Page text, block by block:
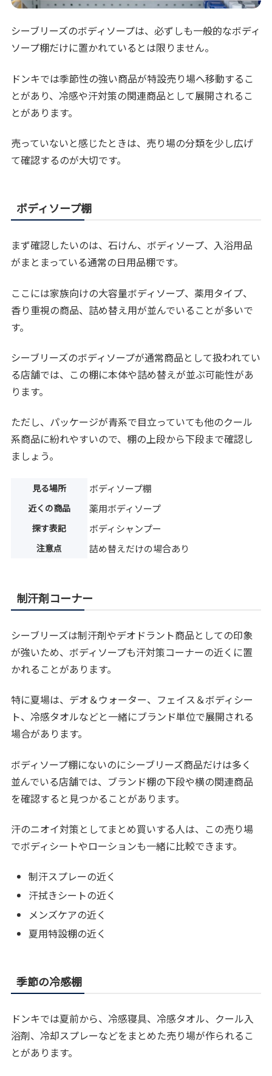
シーブリーズのボディソープは、必ずしも一般的なボディ
ソープ棚だけに置かれているとは限りません。
ドンキでは季節性の強い商品が特設売り場へ移動するこ
とがあり、冷感や汗対策の関連商品として展開されるこ
とがあります。
売っていないと感じたときは、売り場の分類を少し広げ
て確認するのが大切です。
ボディソープ棚
まず確認したいのは、石けん、ボディソープ、入浴用品
がまとまっている通常の日用品棚です。
ここには家族向けの大容量ボディソープ、薬用タイプ、
香り重視の商品、詰め替え用が並んでいることが多いで
す。
シーブリーズのボディソープが通常商品として扱われてい
る店舗では、この棚に本体や詰め替えが並ぶ可能性があ
ります。
ただし、パッケージが青系で目立っていても他のクール
系商品に紛れやすいので、棚の上段から下段まで確認し
ましょう。
見る場所 ボディソープ棚
近くの商品 薬用ボディソープ
探す表記 ボディシャンプー
注意点 詰め替えだけの場合あり
制汗剤コーナー
シーブリーズは制汗剤やデオドラント商品としての印象
が強いため、ボディソープも汗対策コーナーの近くに置
かれることがあります。
特に夏場は、デオ＆ウォーター、フェイス＆ボディシー
ト、冷感タオルなどと一緒にブランド単位で展開される
場合があります。
ボディソープ棚にないのにシーブリーズ商品だけは多く
並んでいる店舗では、ブランド棚の下段や横の関連商品
を確認すると見つかることがあります。
汗のニオイ対策としてまとめ買いする人は、この売り場
でボディシートやローションも一緒に比較できます。
制汗スプレーの近く
汗拭きシートの近く
メンズケアの近く
夏用特設棚の近く
季節の冷感棚
ドンキでは夏前から、冷感寝具、冷感タオル、クール入
浴剤、冷却スプレーなどをまとめた売り場が作られるこ
とがあります。